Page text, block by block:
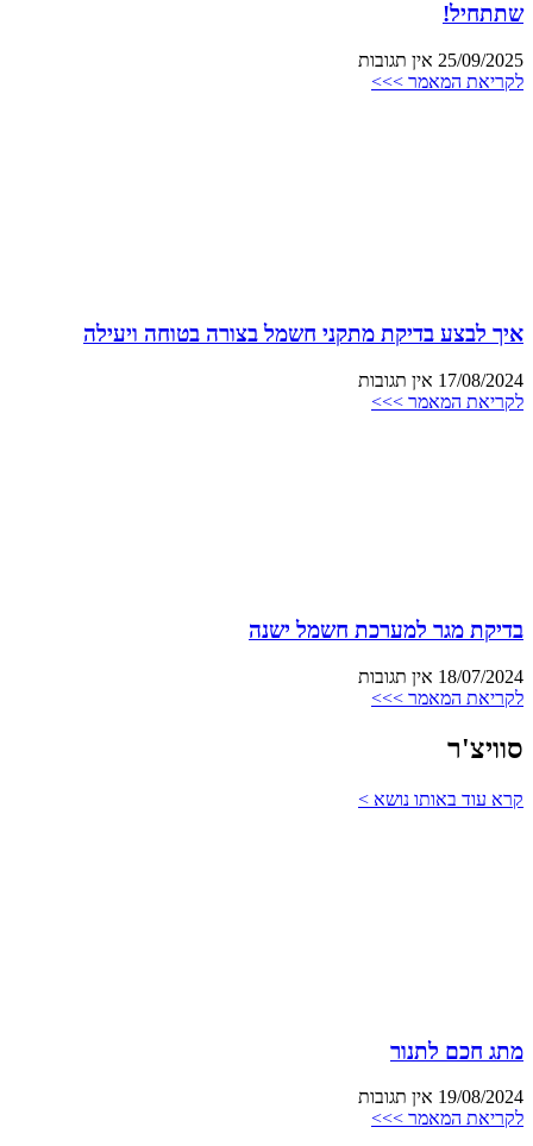
שתתחיל!
25/09/2025 אין תגובות
לקריאת המאמר >>>
איך לבצע בדיקת מתקני חשמל בצורה בטוחה ויעילה
17/08/2024 אין תגובות
לקריאת המאמר >>>
בדיקת מגר למערכת חשמל ישנה
18/07/2024 אין תגובות
לקריאת המאמר >>>
סוויצ'ר
קרא עוד באותו נושא >
מתג חכם לתנור
19/08/2024 אין תגובות
לקריאת המאמר >>>